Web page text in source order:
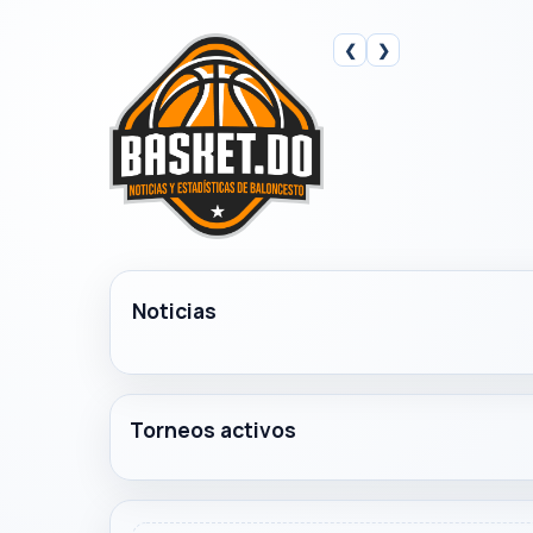
❮ ❯
Noticias
Torneos activos